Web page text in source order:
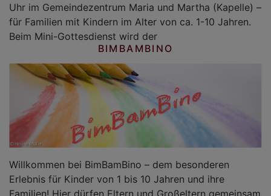
Uhr im Gemeindezentrum Maria und Martha (Kapelle) –
für Familien mit Kindern im Alter von ca. 1-10 Jahren.
Beim Mini-Gottesdienst wird der
BIMBAMBINO
Willkommen bei BimBamBino – dem besonderen
Erlebnis für Kinder von 1 bis 10 Jahren und ihre